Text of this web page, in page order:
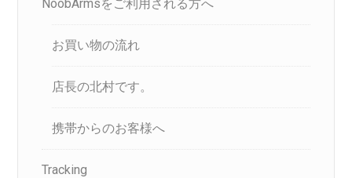
NoobArmsをご利用される方へ
お買い物の流れ
店長の北村です。
携帯からのお客様へ
Tracking